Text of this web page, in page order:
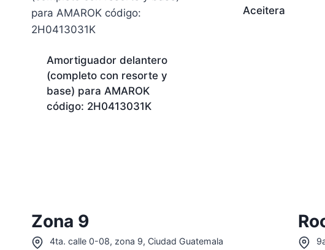
Amortiguador delantero
(completo con resorte y
base) para AMAROK
código: 2H0413031K
Aceitera
Zona 9
4ta. calle 0-08, zona 9, Ciudad Guatemala